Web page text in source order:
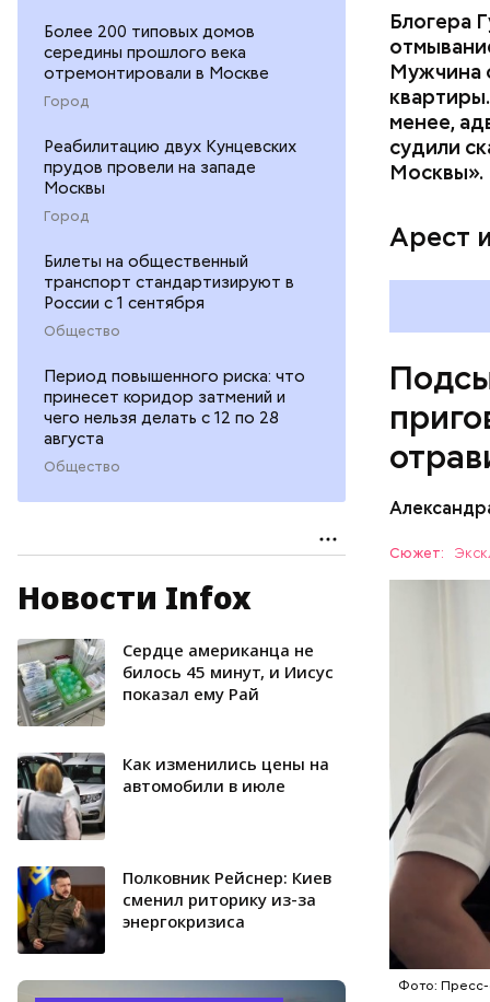
Более 200 типовых домов
середины прошлого века
отремонтировали в Москве
Город
Реабилитацию двух Кунцевских
прудов провели на западе
Москвы
Город
Билеты на общественный
транспорт стандартизируют в
России с 1 сентября
Общество
Период повышенного риска: что
принесет коридор затмений и
чего нельзя делать с 12 по 28
августа
Общество
Новости Infox
Сердце американца не
билось 45 минут, и Иисус
показал ему Рай
Как изменились цены на
автомобили в июле
Полковник Рейснер: Киев
сменил риторику из-за
энергокризиса
Блогера
Мужчина
менее,
судили
Москвы».
Арест
Сюжет:
Фото: Пресс-
Все
изъятой
Видео: